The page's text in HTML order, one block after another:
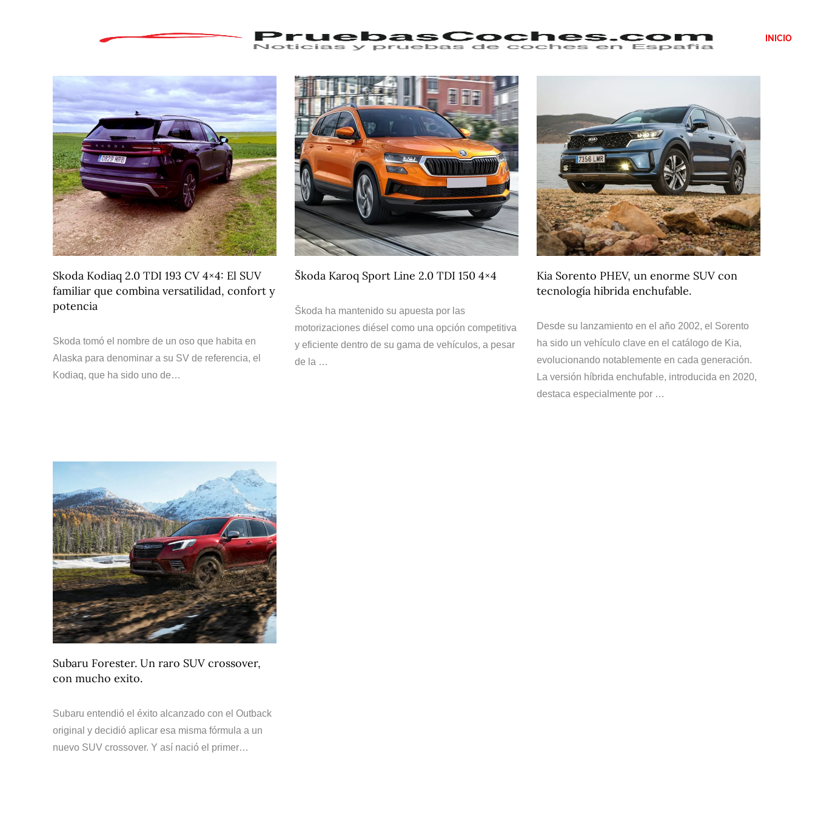
INICIO
Skoda Kodiaq 2.0 TDI 193 CV 4×4: El SUV
familiar que combina versatilidad, confort y
potencia
Skoda tomó el nombre de un oso que habita en
Alaska para denominar a su SV de referencia, el
Kodiaq, que ha sido uno de…
Škoda Karoq Sport Line 2.0 TDI 150 4×4
Škoda ha mantenido su apuesta por las
motorizaciones diésel como una opción competitiva
y eficiente dentro de su gama de vehículos, a pesar
de la …
Kia Sorento PHEV, un enorme SUV con
tecnología hibrida enchufable.
Desde su lanzamiento en el año 2002, el Sorento
ha sido un vehículo clave en el catálogo de Kia,
evolucionando notablemente en cada generación.
La versión híbrida enchufable, introducida en 2020,
destaca especialmente por …
Subaru Forester. Un raro SUV crossover,
con mucho exito.
Subaru entendió el éxito alcanzado con el Outback
original y decidió aplicar esa misma fórmula a un
nuevo SUV crossover. Y así nació el primer…